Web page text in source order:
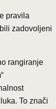
pravila
zadovoljeni
rangiranje
To znači